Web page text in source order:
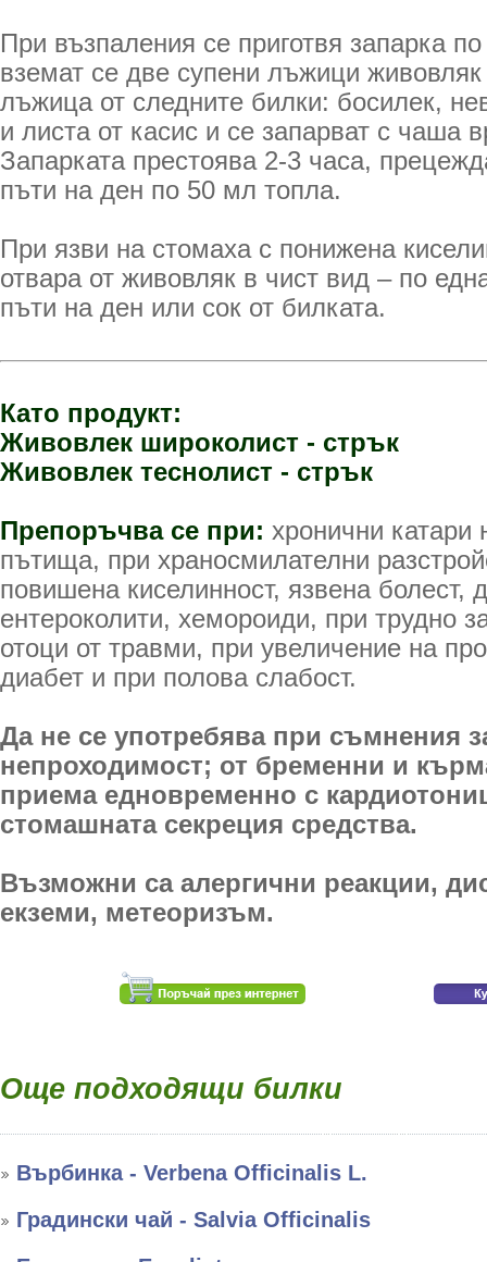
При възпаления се приготвя запарка
вземат се две супени лъжици
лъжица от следните билки: босилек,
и листа от касис и се запарват с чаша
Запарката престоява 2-3 часа,
пъти на ден по 50 мл топла.
При язви на стомаха с понижена
отвара от живовляк в чист вид – по
пъти на ден или сок от билката.
Като продукт:
Живовлек широколист - стрък
Живовлек теснолист - стрък
Препоръчва се при: хронични катари
пътища, при храносмилателни
повишена киселинност, язвена болест,
ентероколити, хемороиди, при трудно
отоци от травми, при увеличение на
диабет и при полова слабост.
Да не се употребява при съмнения
непроходимост; от бременни и
приема едновременно с
стомашната секреция средства.
Възможни са алергични реакции,
екземи, метеоризъм.
Още подходящи билки
Върбинка - Verbena Officinalis L.
Градински чай - Salvia Officinalis